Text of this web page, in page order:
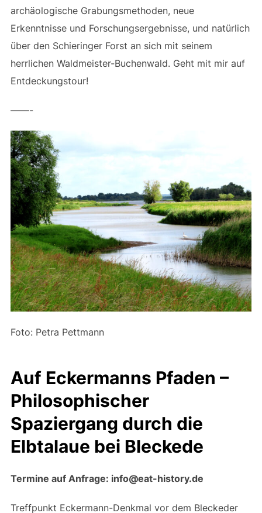
archäologische Grabungsmethoden, neue
Erkenntnisse und Forschungsergebnisse, und natürlich
über den Schieringer Forst an sich mit seinem
herrlichen Waldmeister-Buchenwald. Geht mit mir auf
Entdeckungstour!
——-
Foto: Petra Pettmann
Auf Eckermanns Pfaden –
Philosophischer
Spaziergang durch die
Elbtalaue bei Bleckede
Termine auf Anfrage: info@eat-history.de
Treffpunkt Eckermann-Denkmal vor dem Bleckeder